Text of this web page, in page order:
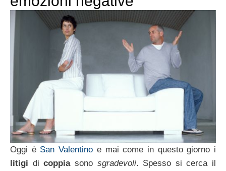
Oggi è San Valentino e mai come in questo giorno i
litigi dicoppiasono sgradevoli. Spesso si cerca il